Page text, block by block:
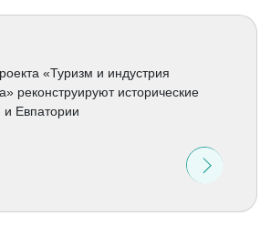
«Туризм и индустрия
реконструируют исторические
и Евпатории